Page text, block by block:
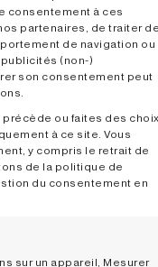
consentement à ces
partenaires, de traiter
de navigation ou
(non-)
son consentement peut
ou faites des
à ce site. Vous
y compris le retrait de
de la politique de
du consentement en
sur un appareil, Mesurer